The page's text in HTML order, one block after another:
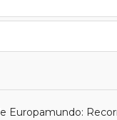
Europamundo: